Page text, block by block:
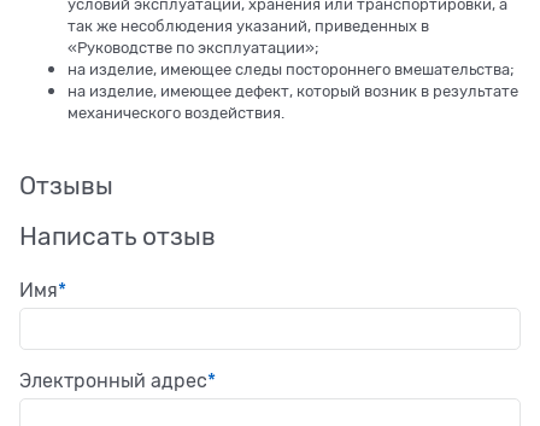
условий эксплуатации, хранения или транспортировки, а
так же несоблюдения указаний, приведенных в
«Руководстве по эксплуатации»;
на изделие, имеющее следы постороннего вмешательства;
на изделие, имеющее дефект, который возник в результате
механического воздействия.
Отзывы
Написать отзыв
Имя
Электронный адрес